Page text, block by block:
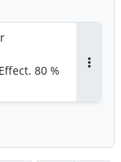
80 %